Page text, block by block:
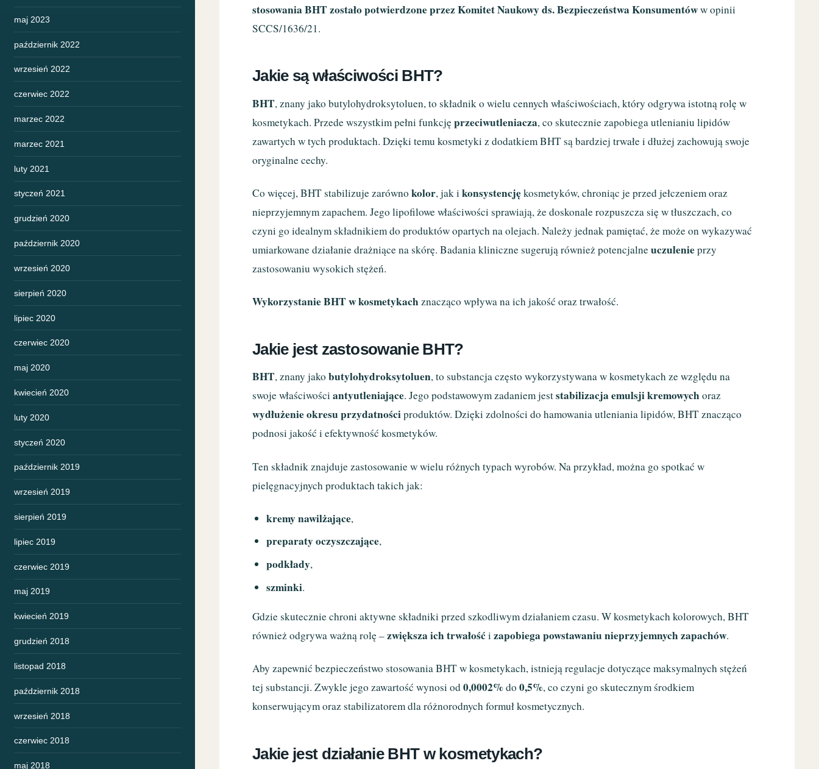
maj 2023
październik 2022
wrzesień 2022
czerwiec 2022
marzec 2022
marzec 2021
luty 2021
styczeń 2021
grudzień 2020
październik 2020
wrzesień 2020
sierpień 2020
lipiec 2020
czerwiec 2020
maj 2020
kwiecień 2020
luty 2020
styczeń 2020
październik 2019
wrzesień 2019
sierpień 2019
lipiec 2019
czerwiec 2019
maj 2019
kwiecień 2019
grudzień 2018
listopad 2018
październik 2018
wrzesień 2018
czerwiec 2018
maj 2018
stosowania BHT zostało potwierdzone przez Komitet Naukowy ds. Bezpieczeństwa Konsumentóww opinii
SCCS/1636/21.
Jakie są właściwości BHT?
BHT, znany jako butylohydroksytoluen, to składnik o wielu cennych właściwościach, który odgrywa istotną rolę w
kosmetykach. Przede wszystkim pełni funkcjęprzeciwutleniacza, co skutecznie zapobiega utlenianiu lipidów
zawartych w tych produktach. Dzięki temu kosmetyki z dodatkiem BHT są bardziej trwałe i dłużej zachowują swoje
oryginalne cechy.
Co więcej, BHT stabilizuje zarównokolor, jak ikonsystencjękosmetyków, chroniąc je przed jełczeniem oraz
nieprzyjemnym zapachem. Jego lipofilowe właściwości sprawiają, że doskonale rozpuszcza się w tłuszczach, co
czyni go idealnym składnikiem do produktów opartych na olejach. Należy jednak pamiętać, że może on wykazywać
umiarkowane działanie drażniące na skórę. Badania kliniczne sugerują również potencjalneuczulenieprzy
zastosowaniu wysokich stężeń.
Wykorzystanie BHT w kosmetykach znacząco wpływa na ich jakość oraz trwałość.
Jakie jest zastosowanie BHT?
BHT, znany jakobutylohydroksytoluen, to substancja często wykorzystywana w kosmetykach ze względu na
swoje właściwościantyutleniające. Jego podstawowym zadaniem jeststabilizacja emulsji kremowych oraz
wydłużenie okresu przydatnościproduktów. Dzięki zdolności do hamowania utleniania lipidów, BHT znacząco
podnosi jakość i efektywność kosmetyków.
Ten składnik znajduje zastosowanie w wielu różnych typach wyrobów. Na przykład, można go spotkać w
pielęgnacyjnych produktach takich jak:
kremy nawilżające,
preparaty oczyszczające,
podkłady,
szminki.
Gdzie skutecznie chroni aktywne składniki przed szkodliwym działaniem czasu. W kosmetykach kolorowych, BHT
również odgrywa ważną rolę –zwiększa ich trwałośćizapobiega powstawaniu nieprzyjemnych zapachów.
Aby zapewnić bezpieczeństwo stosowania BHT w kosmetykach, istnieją regulacje dotyczące maksymalnych stężeń
tej substancji. Zwykle jego zawartość wynosi od0,0002%do0,5%, co czyni go skutecznym środkiem
konserwującym oraz stabilizatorem dla różnorodnych formuł kosmetycznych.
Jakie jest działanie BHT w kosmetykach?